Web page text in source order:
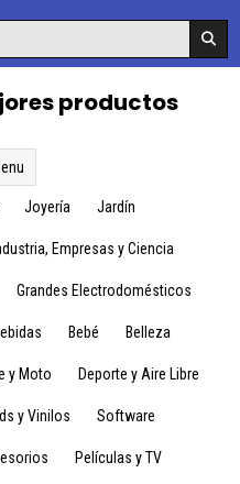
productos
Joyería Jardín
Empresas y Ciencia
Grandes Electrodomésticos
Bebé Belleza
y Moto Deporte y Aire Libre
y Vinilos Software
Películas y TV